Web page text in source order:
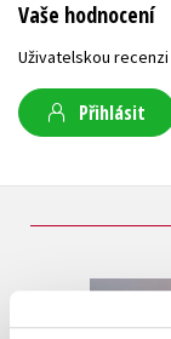
Vaše hodnocení
Uživatelskou
Přihlásit